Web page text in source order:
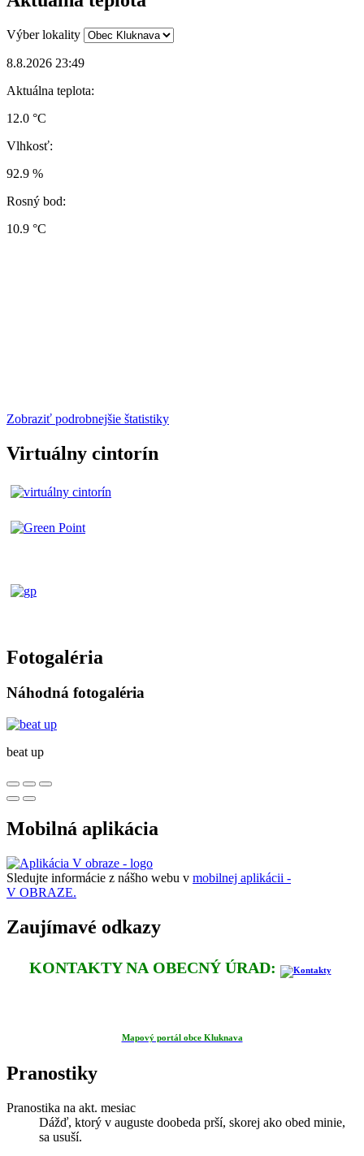
Výber lokality
8.8.2026 23:49
Aktuálna teplota:
12.0 °C
Vlhkosť:
92.9 %
Rosný bod:
10.9 °C
Zobraziť podrobnejšie štatistiky
Virtuálny cintorín
Fotogaléria
Náhodná fotogaléria
beat up
Mobilná aplikácia
Sledujte informácie z nášho webu v mobilnej aplikácii -
V OBRAZE.
Zaujímavé odkazy
KONTAKTY NA OBECNÝ ÚRAD:
Mapový portál obce Kluknava
Pranostiky
Pranostika na akt. mesiac
Dážď, ktorý v auguste doobeda prší, skorej ako obed minie,
sa usuší.